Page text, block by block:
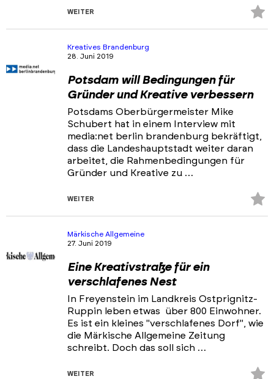
WEITER
Kreatives Brandenburg
28. Juni 2019
Potsdam will Bedingungen für
Gründer und Kreative verbessern
Potsdams Oberbürgermeister Mike
Schubert hat in einem Interview mit
media:net berlin brandenburg bekräftigt,
dass die Landeshauptstadt weiter daran
arbeitet, die Rahmenbedingungen für
Gründer und Kreative zu …
WEITER
Märkische Allgemeine
27. Juni 2019
Eine Kreativstraße für ein
verschlafenes Nest
In Freyenstein im Landkreis Ostprignitz-
Ruppin leben etwas über 800 Einwohner.
Es ist ein kleines "verschlafenes Dorf", wie
die Märkische Allgemeine Zeitung
schreibt. Doch das soll sich …
WEITER